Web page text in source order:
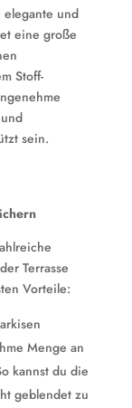
elegante und
eine große
Stoff-
sein.
Terrasse
Vorteile:
Menge an
kannst du die
geblendet zu